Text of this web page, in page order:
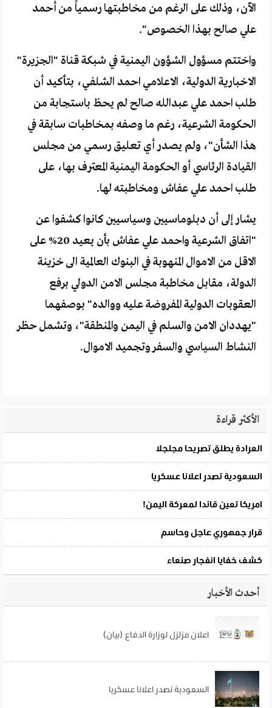
الآن، وذلك على الرغم من مخاطبتها رسمياً من أحمد
علي صالح بهذا الخصوص".
واختتم مسؤول الشؤون اليمنية في شبكة قناة "الجزيرة"
الاخبارية الدولية، الاعلامي احمد الشلفي، بتأكيد أن
طلب احمد علي عبدالله صالح لم يحظ باستجابة من
الحكومة الشرعية، رغم ما وصفه بمخاطبات سابقة في
هذا الشأن"، ولم يصدر أي تعليق رسمي من مجلس
القيادة الرئاسي أو الحكومة اليمنية المعترف بها، على
طلب احمد علي عفاش ومخاطبته لها.
يشار إلى أن دبلوماسيين وسياسيين كانوا كشفوا عن
"اتفاق الشرعية واحمد علي عفاش بأن يعيد 20% على
الاقل من الاموال المنهوبة في البنوك العالمية الى خزينة
الدولة، مقابل مخاطبة مجلس الامن الدولي برفع
العقوبات الدولية المفروضة عليه ووالده" بوصفهما
"يهددان الامن والسلم في اليمن والمنطقة"، وتشمل حظر
النشاط السياسي والسفر وتجميد الاموال.
الأكثر قراءة
أحدث الأخبار
اعلان مزلزل لوزارة الدفاع (بيان)
السعودية تصدر اعلانا عسكريا